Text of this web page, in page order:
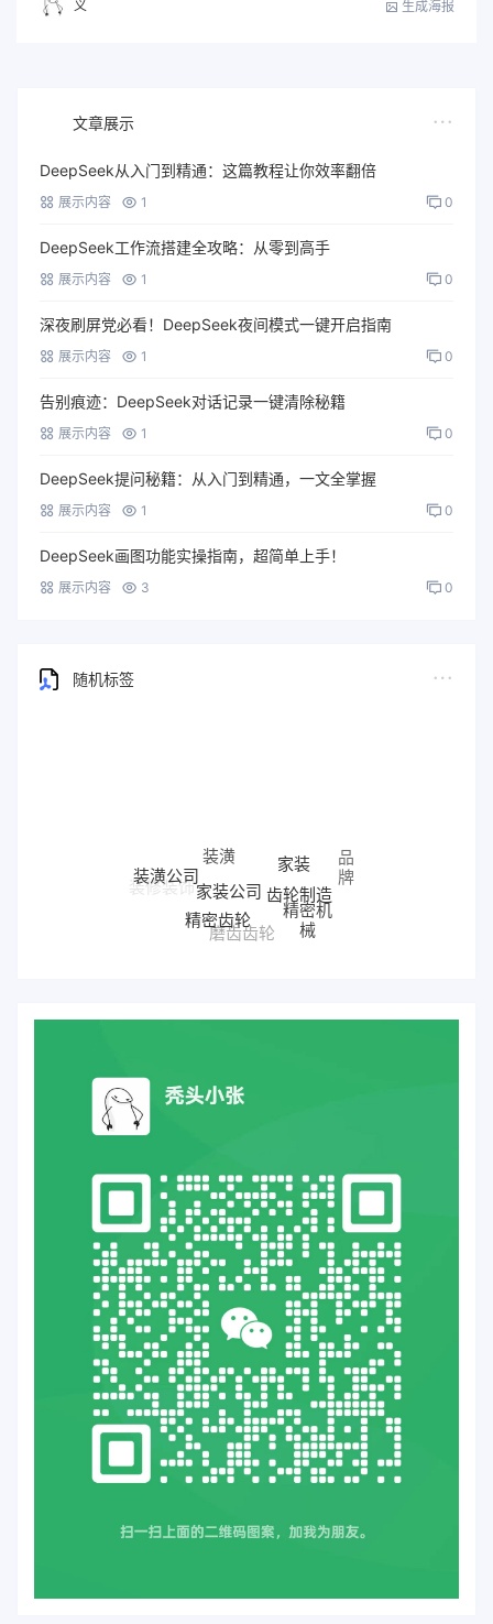
义 生成海报
文章展示
DeepSeek从入门到精通：这篇教程让你效率翻倍
展示内容 1 0
DeepSeek工作流搭建全攻略：从零到高手
展示内容 1 0
深夜刷屏党必看！DeepSeek夜间模式一键开启指南
展示内容 1 0
告别痕迹：DeepSeek对话记录一键清除秘籍
展示内容 1 0
DeepSeek提问秘籍：从入门到精通，一文全掌握
展示内容 1 0
DeepSeek画图功能实操指南，超简单上手！
展示内容 3 0
随机标签
精密齿轮
磨齿齿轮
精密机
械
齿轮制造
装修装饰
住宅装饰
牌